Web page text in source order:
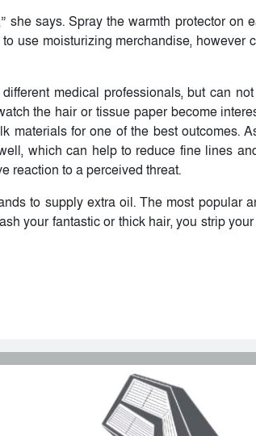
says. Spray the warmth protector on
use moisturizing merchandise, however
medical professionals, but can
the hair or tissue paper become
materials for one of the best outcomes.
which can help to reduce fine lines
reaction to a perceived threat.
to supply extra oil. The most popular
your fantastic or thick hair, you strip